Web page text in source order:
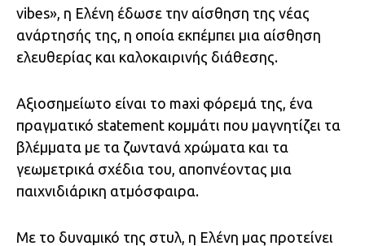
vibes», η Ελένη έδωσε την αίσθηση της νέας
ανάρτησής της, η οποία εκπέμπει μια αίσθηση
ελευθερίας και καλοκαιρινής διάθεσης.
Αξιοσημείωτο είναι το maxi φόρεμά της, ένα
πραγματικό statement κομμάτι που μαγνητίζει τα
βλέμματα με τα ζωντανά χρώματα και τα
γεωμετρικά σχέδια του, αποπνέοντας μια
παιχνιδιάρικη ατμόσφαιρα.
Με το δυναμικό της στυλ, η Ελένη μας προτείνει